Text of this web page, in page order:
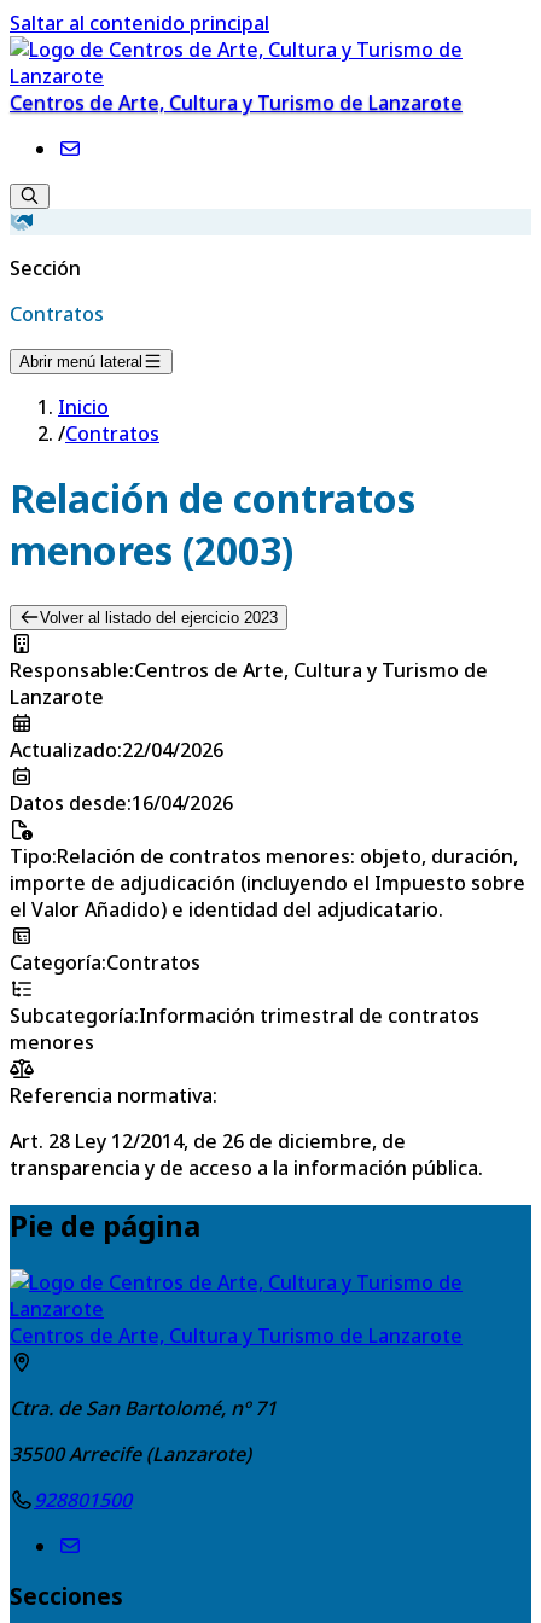
Saltar al contenido principal
Centros de Arte, Cultura y Turismo de Lanzarote
Sección
Contratos
Abrir menú lateral
Inicio
/Contratos
Relación de contratos
menores (2003)
Volver al listado del ejercicio 2023
Responsable:Centros de Arte, Cultura y Turismo de
Lanzarote
Actualizado:22/04/2026
Datos desde:16/04/2026
Tipo:Relación de contratos menores: objeto, duración,
importe de adjudicación (incluyendo el Impuesto sobre
el Valor Añadido) e identidad del adjudicatario.
Categoría:Contratos
Subcategoría:Información trimestral de contratos
menores
Referencia normativa:
Art. 28 Ley 12/2014, de 26 de diciembre, de
transparencia y de acceso a la información pública.
Pie de página
Centros de Arte, Cultura y Turismo de Lanzarote
Ctra. de San Bartolomé, nº 71
35500Arrecife (Lanzarote)
928801500
Secciones